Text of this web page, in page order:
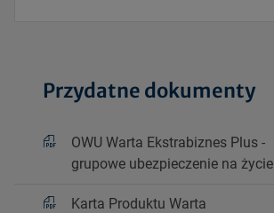
Przydatne dokumenty
OWU Warta Ekstrabiznes Plus -
grupowe ubezpieczenie na życie
Karta Produktu Warta